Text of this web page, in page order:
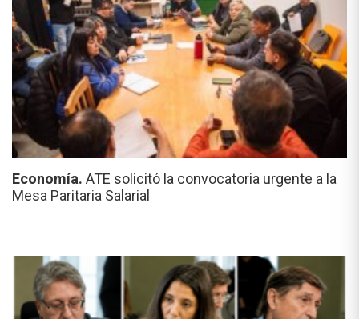
Economía. ATE solicitó la convocatoria urgente a la
Mesa Paritaria Salarial